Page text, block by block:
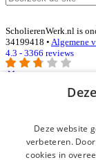
ScholierenWerk.nl is
34199418 • Algemene
4.3 - 3366 reviews
E-mail*
Wachtwoord
Deze website
verbeteren.
cookies in